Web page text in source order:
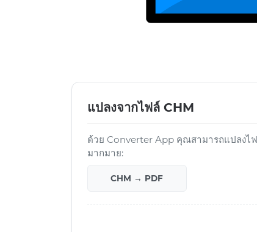
แปลงจากไฟล์ CHM
ด้วย Converter App คุณสามารถแปลงไ
มากมาย:
CHM → PDF